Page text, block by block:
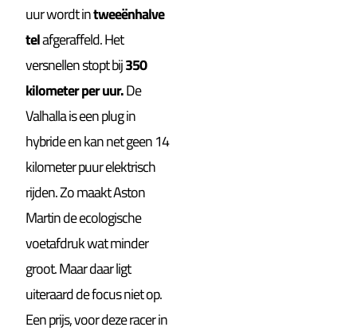
uur wordt intweeënhalve
telafgeraffeld. Het
versnellen stopt bij350
kilometer per uur.De
Valhalla is een plug in
hybride en kan net geen 14
kilometer puur elektrisch
rijden. Zo maakt Aston
Martin de ecologische
voetafdruk wat minder
groot. Maar daar ligt
uiteraard de focus niet op.
Een prijs, voor deze racer in